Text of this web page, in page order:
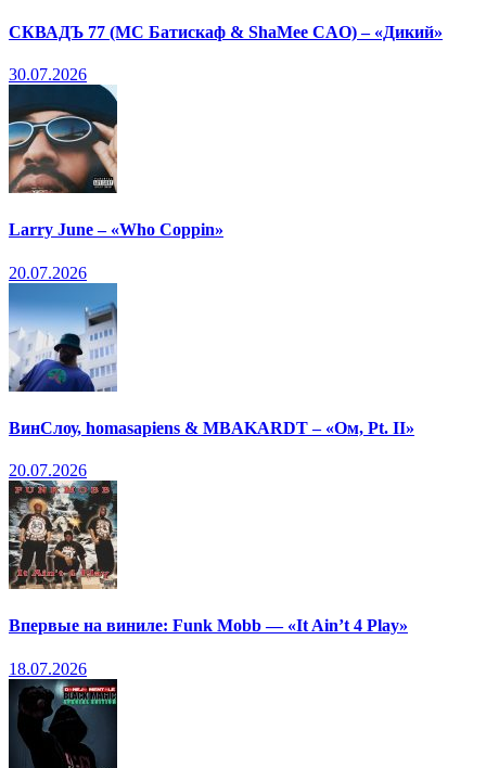
СКВАДЪ 77 (МС Батискаф & ShaMee CAO) – «Дикий»
30.07.2026
Larry June – «Who Coppin»
20.07.2026
ВинСлоу, homasapiens & MBAKARDT – «Ом, Pt. II»
20.07.2026
Впервые на виниле: Funk Mobb — «It Ain’t 4 Play»
18.07.2026